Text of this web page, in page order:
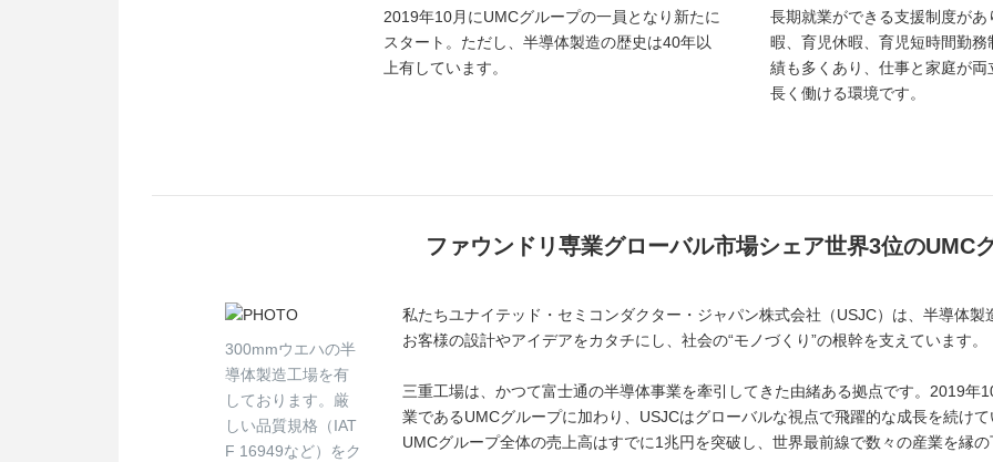
2019年10月にUMCグループの一員となり新たに
スタート。ただし、半導体製造の歴史は40年以
上有しています。
長期就業ができる支援制度があ
暇、育児休暇、育児短時間勤務
績も多くあり、仕事と家庭が両
長く働ける環境です。
ファウンドリ専業グローバル市場シェア世界3位のUMC
300mmウエハの半
導体製造工場を有
しております。厳
しい品質規格（IAT
F 16949など）をク
私たちユナイテッド・セミコンダクター・ジャパン株式会社（USJC）は、半導体
お客様の設計やアイデアをカタチにし、社会の“モノづくり”の根幹を支えています。
三重工場は、かつて富士通の半導体事業を牽引してきた由緒ある拠点です。2019年
業であるUMCグループに加わり、USJCはグローバルな視点で飛躍的な成長を続け
UMCグループ全体の売上高はすでに1兆円を突破し、世界最前線で数々の産業を縁